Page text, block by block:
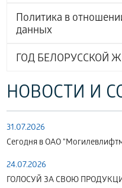
Политика в
данных
ГОД БЕЛОРУССКОЙ
НОВОСТИ И
31.07.2026
Сегодня в ОАО
24.07.2026
ГОЛОСУЙ ЗА СВОЮ